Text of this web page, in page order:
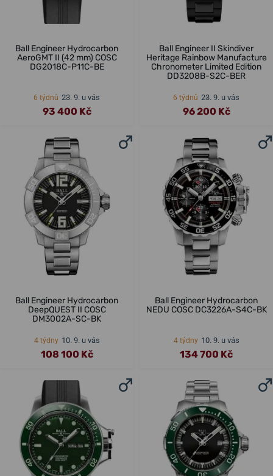
Ball Engineer Hydrocarbon
AeroGMT II (42 mm) COSC
DG2018C-P11C-BE
6 týdnů 23. 9. u vás
93 400 Kč
Ball Engineer II Skindiver
Heritage Rainbow Manufacture
Chronometer Limited Edition
DD3208B-S2C-BER
6 týdnů 23. 9. u vás
96 200 Kč
Ball Engineer Hydrocarbon
DeepQUEST II COSC
DM3002A-SC-BK
4 týdny 10. 9. u vás
108 100 Kč
Ball Engineer Hydrocarbon
NEDU COSC DC3226A-S4C-BK
4 týdny 10. 9. u vás
134 700 Kč